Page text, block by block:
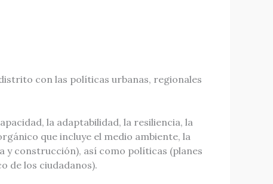
con las políticas urbanas, regionales
la adaptabilidad, la resiliencia, la
que incluye el medio ambiente, la
y construcción), así como políticas (planes
de los ciudadanos).